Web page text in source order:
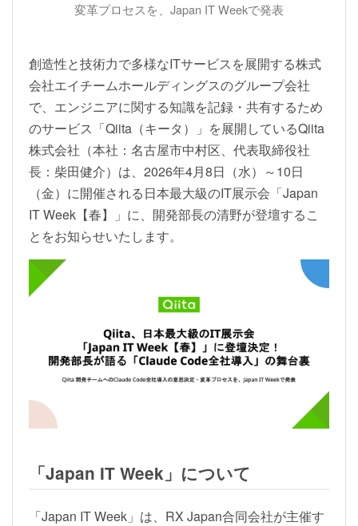
変革プロセスを、Japan IT Weekで発表
創造性と技術力で多様なITサービスを展開する株式
会社エイチームホールディングスのグループ会社
で、エンジニアに関する知識を記録・共有するため
のサービス「Qiita（キータ）」を展開しているQiita
株式会社（本社：名古屋市中村区、代表取締役社
長：柴田健介）は、2026年4月8日（水）～10日
（金）に開催される日本最大級のIT展示会「Japan
IT Week【春】」に、開発部長の清野が登壇するこ
とをお知らせいたします。
「Japan IT Week」について
「Japan IT Week」は、RX Japan合同会社が主催す